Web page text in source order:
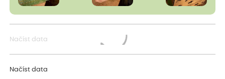
Načíst data
Načíst data